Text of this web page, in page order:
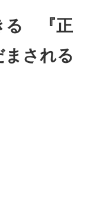
る 『正
まされる